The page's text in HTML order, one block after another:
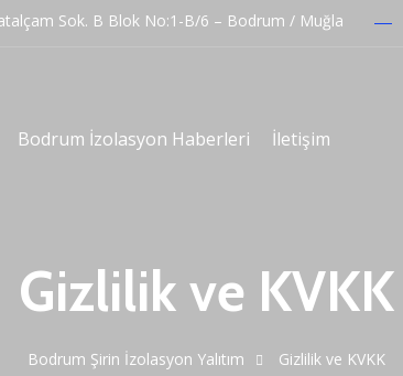
Sok. B Blok No:1-B/6 – Bodrum / Muğla
Bodrum İzolasyon Haberleri İletişim
Gizlilik ve KVKK
Bodrum Şirin İzolasyon Yalıtım Gizlilik ve KVKK